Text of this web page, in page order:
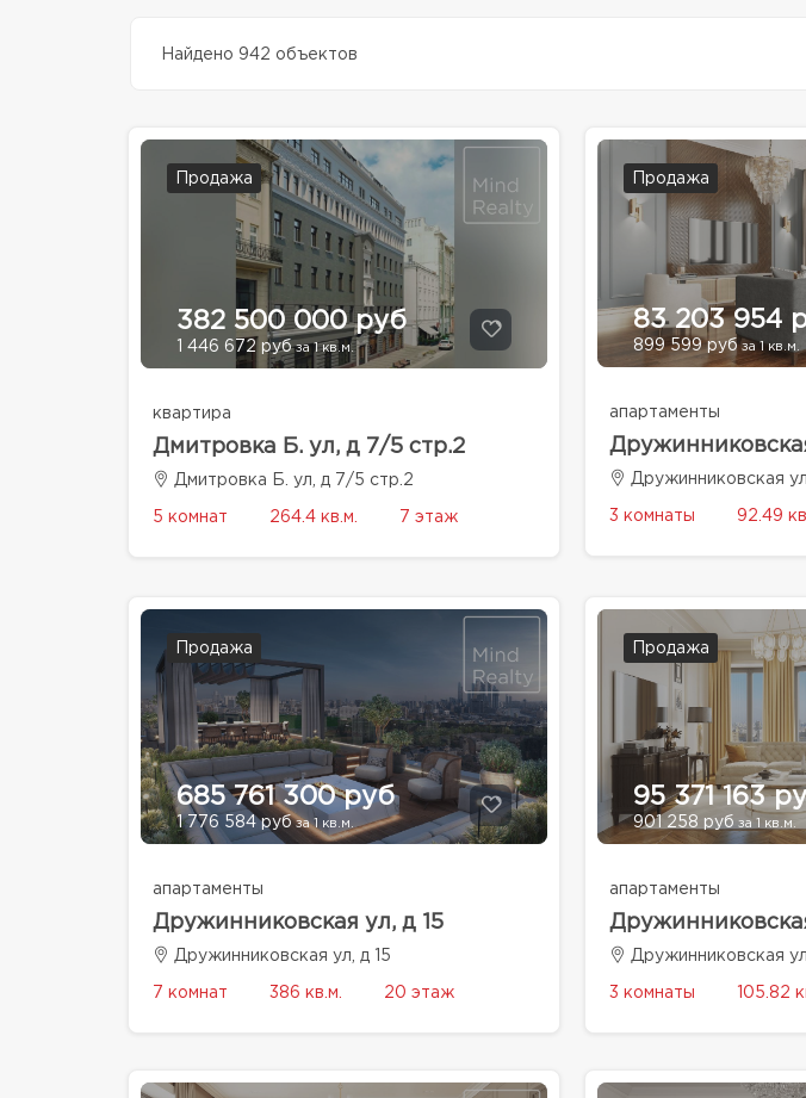
Найдено 942 объектов
Продажа
382 500 000 руб
1 446 672 рубза 1 кв.м.
квартира
Дмитровка Б. ул, д 7/5 стр.2
Дмитровка Б. ул, д 7/5 стр.2
5 комнат 264.4 кв.м. 7 этаж
Продажа
83 203 954
899 599 рубза 1 кв.м.
апартаменты
Дружинниковская
3 комнаты 92.49
Продажа
685 761 300 руб
1 776 584 рубза 1 кв.м.
апартаменты
Дружинниковская ул, д 15
Дружинниковская ул, д 15
7 комнат 386 кв.м. 20 этаж
Продажа
95 371 163
901 258 руб за 1 кв.м.
апартаменты
Дружинниковская
3 комнаты 105.82